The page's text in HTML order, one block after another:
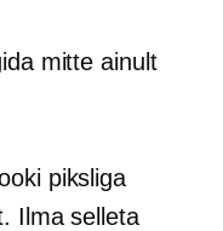
mitte ainult
piksliga
Ilma selleta